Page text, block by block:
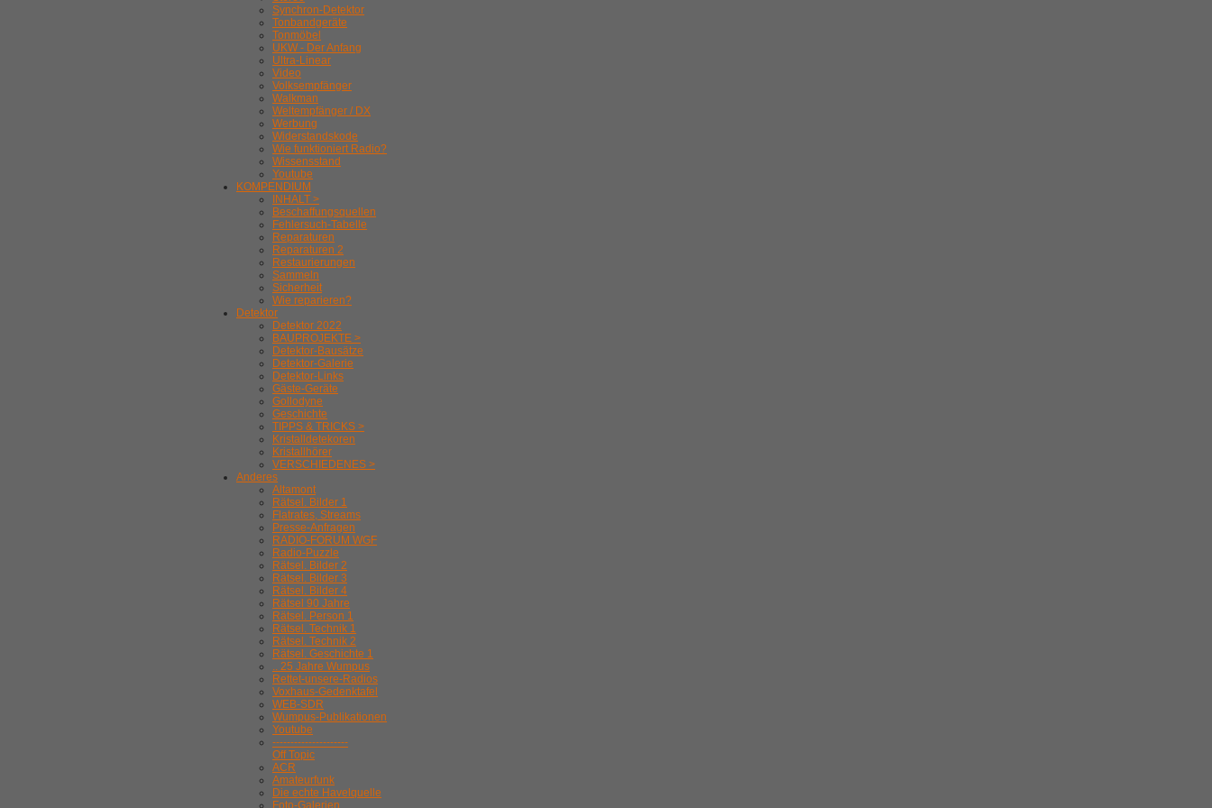
Synchron-Detektor
Tonbandgeräte
Tonmöbel
UKW - Der Anfang
Ultra-Linear
Video
Volksempfänger
Walkman
Weltempfänger / DX
Werbung
Widerstandskode
Wie funktioniert Radio?
Wissensstand
Youtube
KOMPENDIUM
INHALT >
Beschaffungsquellen
Fehlersuch-Tabelle
Reparaturen
Reparaturen 2
Restaurierungen
Sammeln
Sicherheit
Wie reparieren?
Detektor
Detektor 2022
BAUPROJEKTE >
Detektor-Bausätze
Detektor-Galerie
Detektor-Links
Gäste-Geräte
Gollodyne
Geschichte
TIPPS & TRICKS >
Kristalldetekoren
Kristallhörer
VERSCHIEDENES >
Anderes
Altamont
Rätsel. Bilder 1
Flatrates, Streams
Presse-Anfragen
RADIO-FORUM WGF
Radio-Puzzle
Rätsel. Bilder 2
Rätsel. Bilder 3
Rätsel. Bilder 4
Rätsel 90 Jahre
Rätsel. Person 1
Rätsel. Technik 1
Rätsel. Technik 2
Rätsel. Geschichte 1
.. 25 Jahre Wumpus
Rettet-unsere-Radios
Voxhaus-Gedenktafel
WEB-SDR
Wumpus-Publikationen
Youtube
---------------------
Off Topic
ACR
Amateurfunk
Die echte Havelquelle
Foto-Galerien